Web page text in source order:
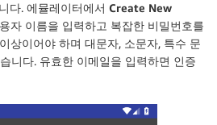
다. 에뮬레이터에서 Create New
자 이름을 입력하고 복잡한 비밀번호를
상이어야 하며 대문자, 소문자, 특수 문
니다. 유효한 이메일을 입력하면 인증